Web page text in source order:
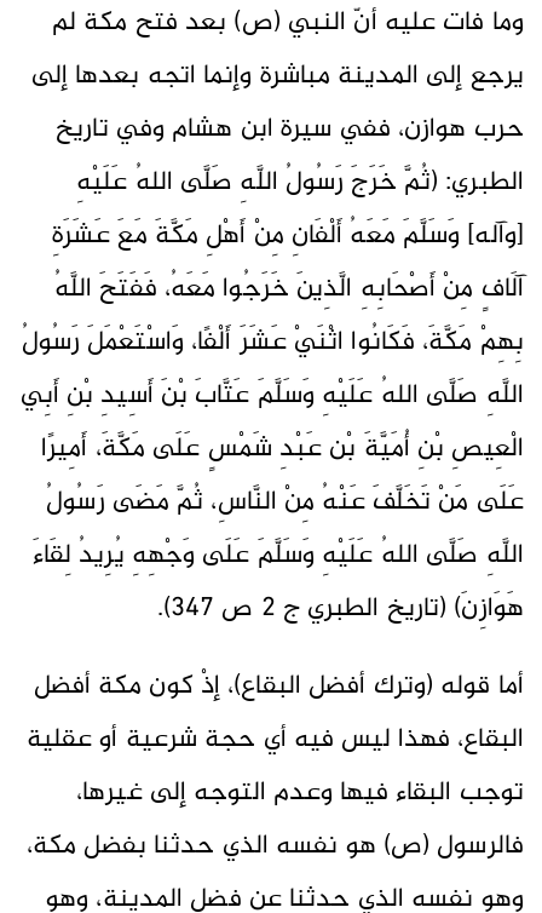
وما فات عليه أنّ النبي (ص) بعد فتح مكة لم
يرجع إلى المدينة مباشرة وإنما اتجه بعدها إلى
حرب هوازن، ففي سيرة ابن هشام وفي تاريخ
الطبري: (ثُمَّ خَرَجَ رَسُولُ اللَّهِ صَلَّى اللهُ عَلَيْهِ
[وآله] وَسَلَّمَ مَعَهُ أَلْفَانِ مِنْ أَهْلِ مَكَّةَ مَعَ عَشَرَةِ
آلَافٍ مِنْ أَصْحَابِهِ الَّذِينَ خَرَجُوا مَعَهُ، فَفَتَحَ اللَّهُ
بِهِمْ مَكَّةَ، فَكَانُوا اثْنَيْ عَشَرَ أَلْفًا، وَاسْتَعْمَلَ رَسُولُ
اللَّهِ صَلَّى اللهُ عَلَيْهِ وَسَلَّمَ عَتَّابَ بْنَ أَسِيدِ بْنِ أَبِي
الْعِيصِ بْنِ أُمَيَّةَ بْن عَبْدِ شَمْسٍ عَلَى مَكَّةَ، أَمِيرًا
عَلَى مَنْ تَخَلَّفَ عَنْهُ مِنْ النَّاسِ، ثُمَّ مَضَى رَسُولُ
اللَّهِ صَلَّى اللهُ عَلَيْهِ وَسَلَّمَ عَلَى وَجْهِهِ يُرِيدُ لِقَاءَ
هَوَازِنَ) (تاريخ الطبري ج ٢ ص ٣٤٧).
أما قوله (وترك أفضل البقاع)، إذْ كون مكة أفضل
البقاع، فهذا ليس فيه أي حجة شرعية أو عقلية
توجب البقاء فيها وعدم التوجه إلى غيرها،
فالرسول (ص) هو نفسه الذي حدثنا بفضل مكة،
وهو نفسه الذي حدثنا عن فضل المدينة، وهو